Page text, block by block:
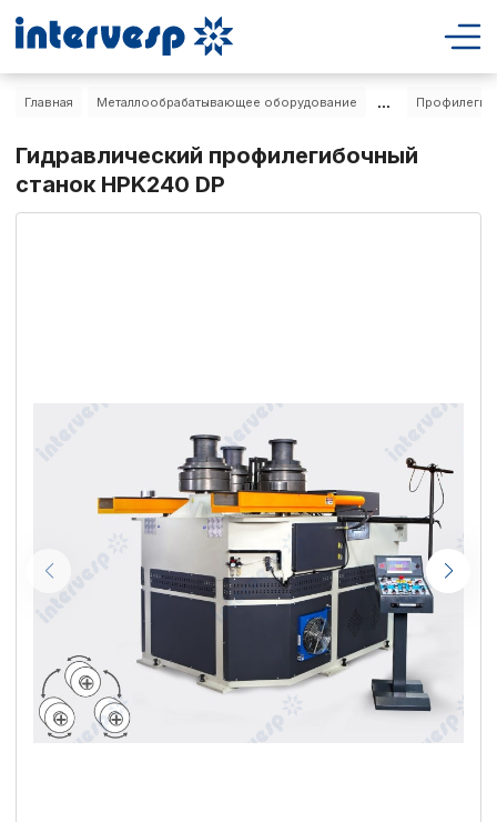
Главная Металлообрабатывающее оборудование ...
Гидравлический профилегибочный
станок HPK240 DP